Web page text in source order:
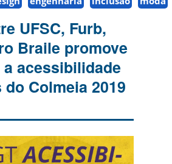
UFSC, Furb,
Braile promove
acessibilidade
Colmeia 2019